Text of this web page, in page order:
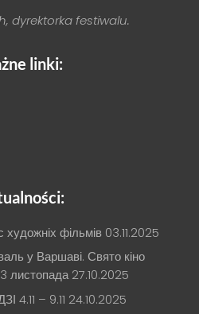
dyrektorka festiwalu.
linki:
художніх фільмів 03.11.2025
у Варшаві. Свято кіно
листопада 27.10.2025
4.11 – 9.11 24.10.2025